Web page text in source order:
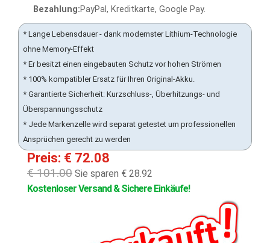
Bezahlung:PayPal, Kreditkarte, Google Pay.
* Lange Lebensdauer - dank modernster Lithium-Technologie
ohne Memory-Effekt
* Er besitzt einen eingebauten Schutz vor hohen Strömen
* 100% kompatibler Ersatz für Ihren Original-Akku.
* Garantierte Sicherheit: Kurzschluss-, Überhitzungs- und
Überspannungsschutz
* Jede Markenzelle wird separat getestet um professionellen
Ansprüchen gerecht zu werden
Preis: € 72.08
€ 101.00 Sie sparen € 28.92
Kostenloser Versand & Sichere Einkäufe!